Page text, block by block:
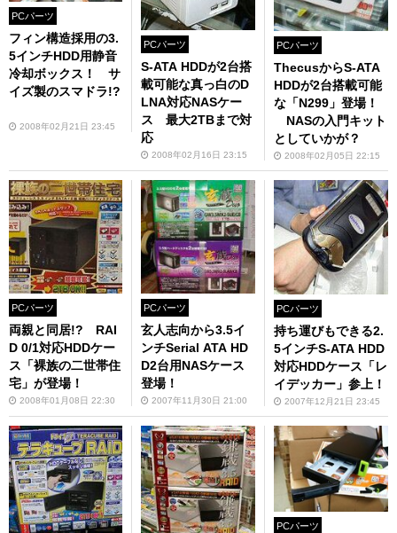
PCパーツ
フィン構造採用の3.
5インチHDD用静音
冷却ボックス！ サ
イズ製のスマドラ!?
2008年02月21日 23:45
PCパーツ
S-ATA HDDが2台搭
載可能な真っ白のD
LNA対応NASケー
ス 最大2TBまで対
応
2008年02月16日 23:15
PCパーツ
ThecusからS-ATA
HDDが2台搭載可能
な「N299」登場！
NASの入門キット
としていかが？
2008年02月05日 22:15
PCパーツ
両親と同居!? RAI
D 0/1対応HDDケー
ス「裸族の二世帯住
宅」が登場！
2008年01月08日 22:30
PCパーツ
玄人志向から3.5イ
ンチSerial ATA HD
D2台用NASケース
登場！
2007年11月30日 21:00
PCパーツ
持ち運びもできる2.
5インチS-ATA HDD
対応HDDケース「レ
イデッカー」参上！
2007年12月21日 23:45
PCパーツ